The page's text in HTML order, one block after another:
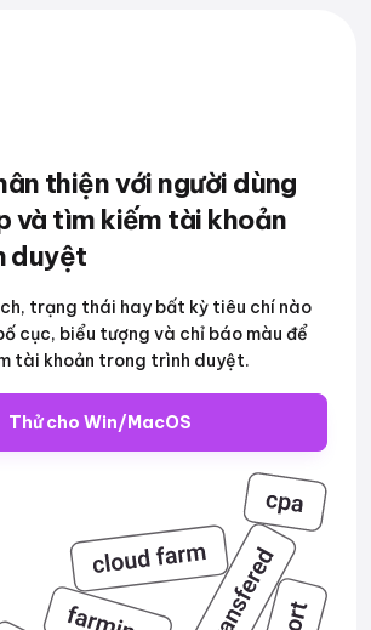
thiện với người dùng
và tìm kiếm tài khoản
duyệt
trạng thái hay bất kỳ tiêu chí nào
cục, biểu tượng và chỉ báo màu để
tài khoản trong trình duyệt.
Thử cho Win/MacOS